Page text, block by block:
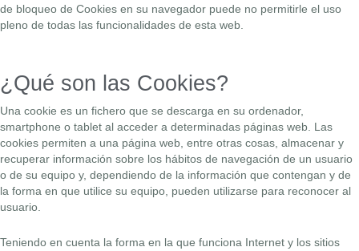
de bloqueo de Cookies en su navegador puede no permitirle el uso
pleno de todas las funcionalidades de esta web.
¿Qué son las Cookies?
Una cookie es un fichero que se descarga en su ordenador,
smartphone o tablet al acceder a determinadas páginas web. Las
cookies permiten a una página web, entre otras cosas, almacenar y
recuperar información sobre los hábitos de navegación de un usuario
o de su equipo y, dependiendo de la información que contengan y de
la forma en que utilice su equipo, pueden utilizarse para reconocer al
usuario.
Teniendo en cuenta la forma en la que funciona Internet y los sitios